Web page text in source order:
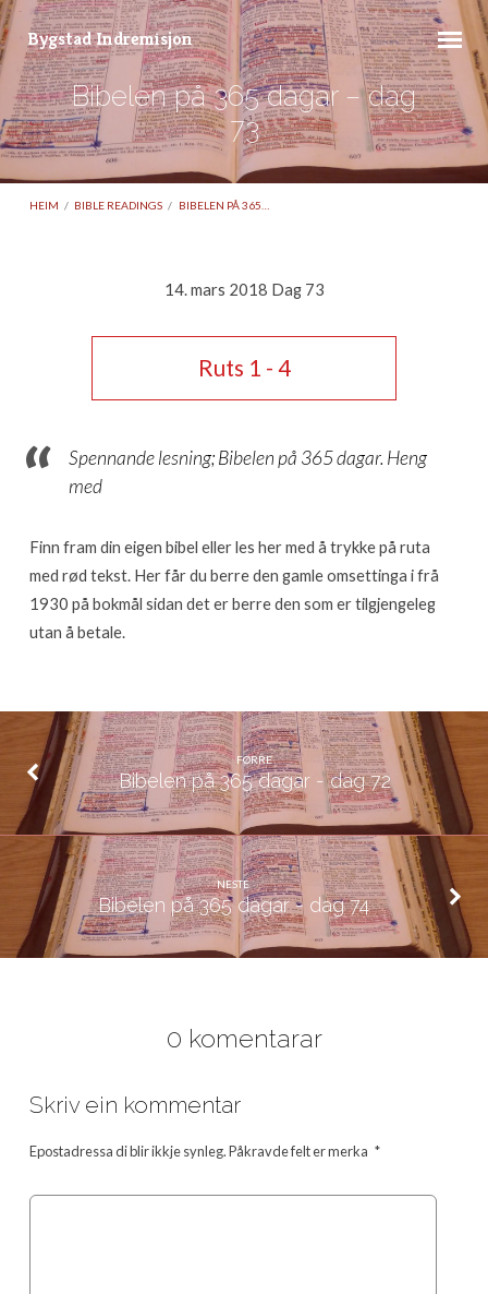
Bygstad Indremisjon
Bibelen på 365 dagar – dag
73
HEIM / BIBLE READINGS / BIBELEN PÅ 365…
–
dag
14. mars 2018 Dag 73
Ruts 1 - 4
Spennande lesning; Bibelen på 365 dagar. Heng
med
Finn fram din eigen bibel eller les her med å trykke på ruta
med rød tekst. Her får du berre den gamle omsettinga i frå
1930 på bokmål sidan det er berre den som er tilgjengeleg
utan å betale.
FØRRE
Bibelen på 365 dagar - dag 72
NESTE
Bibelen på 365 dagar - dag 74
0 komentarar
Skriv ein kommentar
Epostadressa di blir ikkje synleg.Påkravde felt er merka *